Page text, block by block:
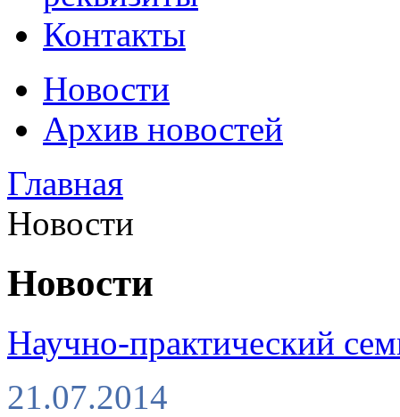
Контакты
Новости
Архив новостей
Главная
Новости
Новости
Научно-практический
21.07.2014